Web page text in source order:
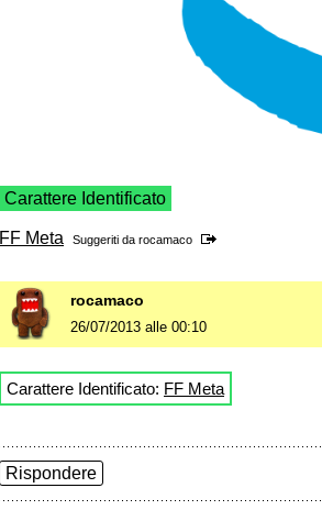
Carattere Identificato
FF Meta Suggeriti da rocamaco
rocamaco
26/07/2013 alle 00:10
Carattere Identificato: FF Meta
Rispondere